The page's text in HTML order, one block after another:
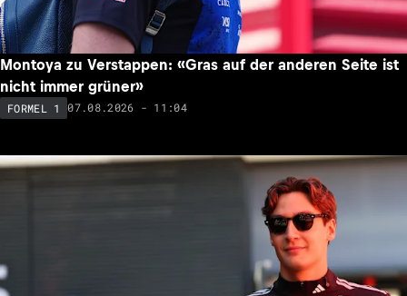
Montoya zu Verstappen: «Gras auf der anderen Seite ist
nicht immer grüner»
FORMEL 1 07.08.2026 - 11:04